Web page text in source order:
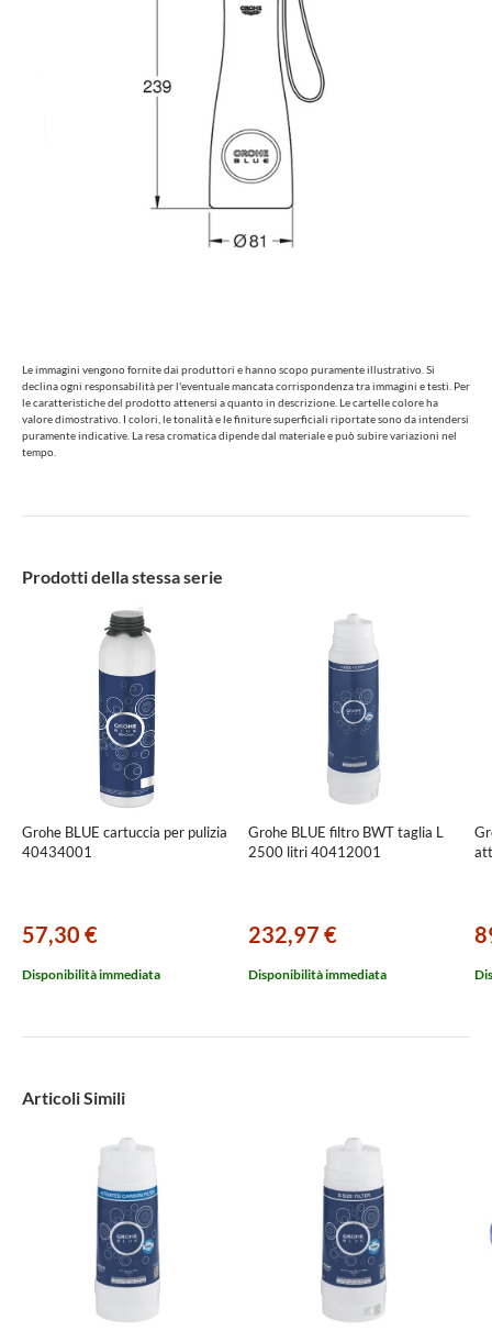
Le immagini vengono fornite dai produttori e hanno scopo puramente illustrativo. Si
declina ogni responsabilità per l'eventuale mancata corrispondenza tra immagini e testi. Per
le caratteristiche del prodotto attenersi a quanto in descrizione. Le cartelle colore ha
valore dimostrativo. I colori, le tonalità e le finiture superficiali riportate sono da intendersi
puramente indicative. La resa cromatica dipende dal materiale e può subire variazioni nel
tempo.
Prodotti della stessa serie
Grohe BLUE cartuccia per pulizia
40434001
57,30 €
Disponibilità immediata
Grohe BLUE filtro BWT taglia L
2500 litri 40412001
232,97 €
Disponibilità immediata
Articoli Simili